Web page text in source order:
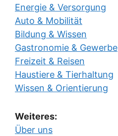
Energie & Versorgung
Auto & Mobilität
Bildung & Wissen
Gastronomie & Gewerbe
Freizeit & Reisen
Haustiere & Tierhaltung
Wissen & Orientierung
Weiteres:
Über uns